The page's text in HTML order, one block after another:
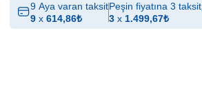
9 Aya varan taksit
9 x 614,86₺
Peşin fiyatına 3 taksit
3 x 1.499,67₺